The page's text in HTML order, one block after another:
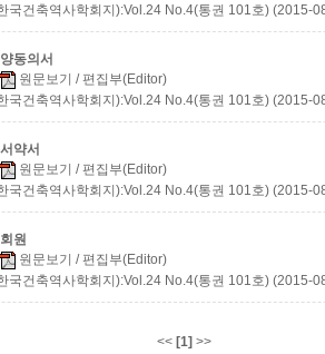
국건축역사학회지):Vol.24 No.4(통권 101호) (2015-
동의서
원문보기 / 편집부(Editor)
국건축역사학회지):Vol.24 No.4(통권 101호) (2015-
약서
원문보기 / 편집부(Editor)
국건축역사학회지):Vol.24 No.4(통권 101호) (2015-
원
원문보기 / 편집부(Editor)
국건축역사학회지):Vol.24 No.4(통권 101호) (2015-
<< [1] >>